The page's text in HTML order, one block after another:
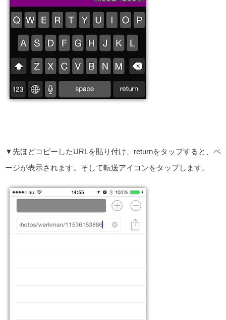
▼先ほどコピーしたURLを貼り付け、returnをタップすると、ペ
ージが表示されます。そして転送アイコンをタップします。